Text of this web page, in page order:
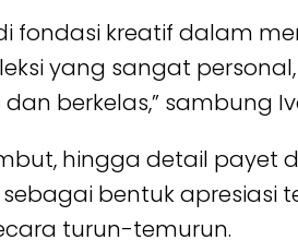
kreatif dalam
yang sangat
berkelas,” sambung
hingga detail payet
bentuk apresiasi
turun-temurun.